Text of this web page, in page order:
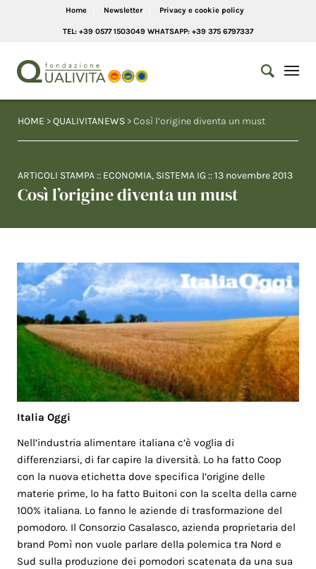
Home Newsletter Privacy e cookie policy
TEL: +39 0577 1503049 WHATSAPP: +39 375 6797337
HOME >QUALIVITANEWS > Così l’origine diventa un must
ARTICOLI STAMPA :: ECONOMIA, SISTEMA IG ::13 novembre 2013
Così l’origine diventa un must
Italia Oggi
Nell’industria alimentare italiana c’è voglia di
differenziarsi, di far capire la diversità. Lo ha fatto Coop
con la nuova etichetta dove specifica l’origine delle
materie prime, lo ha fatto Buitoni con la scelta della carne
100% italiana. Lo fanno le aziende di trasformazione del
pomodoro. Il Consorzio Casalasco, azienda proprietaria del
brand Pomì non vuole parlare della polemica tra Nord e
Sud sulla produzione dei pomodori scatenata da una sua